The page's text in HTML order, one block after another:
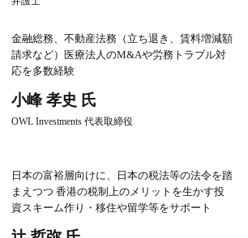
金融総務、不動産法務（立ち退き、賃料増減額
請求など）医療法人のM&Aや労務トラブル対
応を多数経験
小峰 孝史 氏
OWL Investments 代表取締役
日本の富裕層向けに、日本の税法等の法令を踏
まえつつ 香港の税制上のメリットを生かす投
資スキーム作り・移住や留学等をサポート